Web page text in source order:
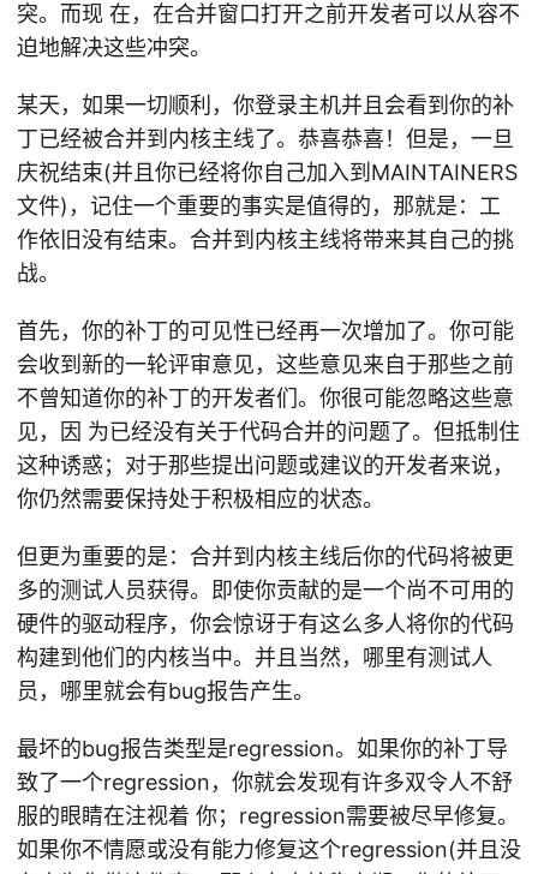
突。而现 在，在合并窗口打开之前开发者可以从容不
迫地解决这些冲突。
某天，如果一切顺利，你登录主机并且会看到你的补
丁已经被合并到内核主线了。恭喜恭喜！但是，一旦
庆祝结束(并且你已经将你自己加入到MAINTAINERS
文件)，记住一个重要的事实是值得的，那就是：工
作依旧没有结束。合并到内核主线将带来其自己的挑
战。
首先，你的补丁的可见性已经再一次增加了。你可能
会收到新的一轮评审意见，这些意见来自于那些之前
不曾知道你的补丁的开发者们。你很可能忽略这些意
见，因 为已经没有关于代码合并的问题了。但抵制住
这种诱惑；对于那些提出问题或建议的开发者来说，
你仍然需要保持处于积极相应的状态。
但更为重要的是：合并到内核主线后你的代码将被更
多的测试人员获得。即使你贡献的是一个尚不可用的
硬件的驱动程序，你会惊讶于有这么多人将你的代码
构建到他们的内核当中。并且当然，哪里有测试人
员，哪里就会有bug报告产生。
最坏的bug报告类型是regression。如果你的补丁导
致了一个regression，你就会发现有许多双令人不舒
服的眼睛在注视着 你；regression需要被尽早修复。
如果你不情愿或没有能力修复这个regression(并且没